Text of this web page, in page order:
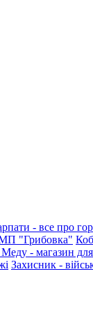
- все про
"Грибовка"
- магазин
Захисник -